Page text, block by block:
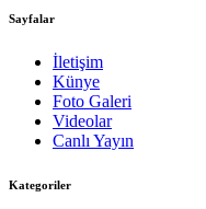
Sayfalar
İletişim
Künye
Foto Galeri
Videolar
Canlı Yayın
Kategoriler